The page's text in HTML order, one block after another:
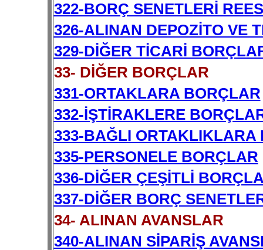
322-BORÇ SENETLERİ
326-ALINAN DEPOZİTO VE
329-DİĞER TİCARİ
33- DİĞER BORÇLAR
331-ORTAKLARA BORÇLAR
332-İŞTİRAKLERE
333-BAĞLI ORTAKLIKLARA
335-PERSONELE BORÇLAR
336-DİĞER ÇEŞİTLİ
337-DİĞER BORÇ
34- ALINAN AVANSLAR
340-ALINAN SİPARİŞ